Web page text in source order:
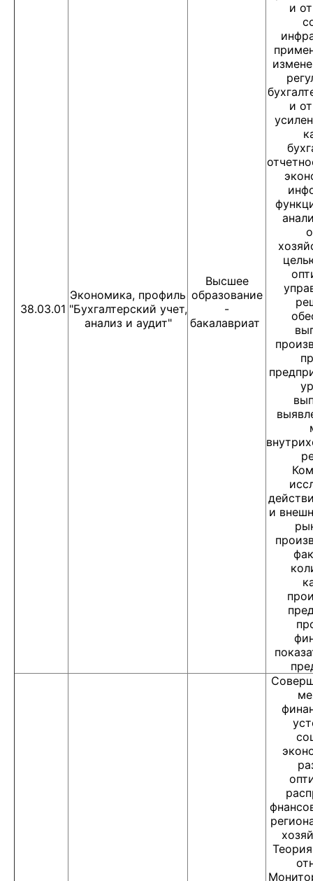
38.03.01
Экономика, профиль
"Бухгалтерский учет,
анализ и аудит"
Высшее
образование
-
бакалавриат
и
и
и